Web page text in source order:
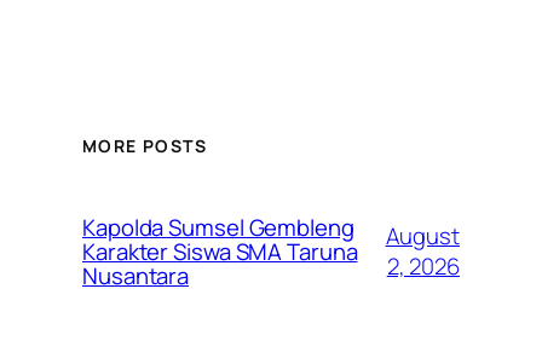
MORE POSTS
Kapolda Sumsel Gembleng
Karakter Siswa SMA Taruna
Nusantara
August
2, 2026